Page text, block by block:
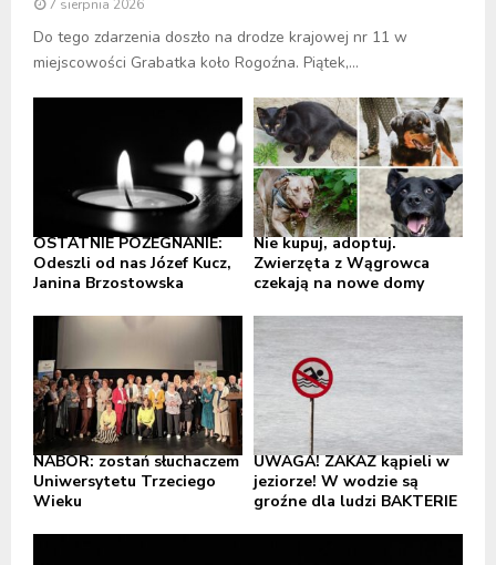
7 sierpnia 2026
Do tego zdarzenia doszło na drodze krajowej nr 11 w
miejscowości Grabatka koło Rogoźna. Piątek,...
OSTATNIE POŻEGNANIE:
Odeszli od nas Józef Kucz,
Janina Brzostowska
Nie kupuj, adoptuj.
Zwierzęta z Wągrowca
czekają na nowe domy
NABÓR: zostań słuchaczem
Uniwersytetu Trzeciego
Wieku
UWAGA! ZAKAZ kąpieli w
jeziorze! W wodzie są
groźne dla ludzi BAKTERIE